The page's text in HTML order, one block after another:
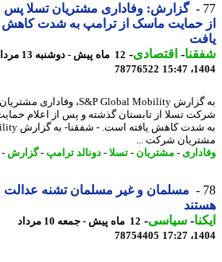
گزارش: وفاداری مشتریان تسلا پس
حمایت ماسک از ترامپ به شدت کاهش
-اقتصادی-
12 ماه پیش - دوشنبه 13 مرداد
78776522
به گزارش S&P Global Mobility، وفاداری مشتریان
تسلا از تابستان گذشته و پس از اعلام حمایت
شرکت ...
- مشتریان-تسلا -دونالد ترامپ -گزارش -
مسلمان و غیر مسلمان تشنه عدالت
-سیاسی-
12 ماه پیش - جمعه 10 مرداد
78754405